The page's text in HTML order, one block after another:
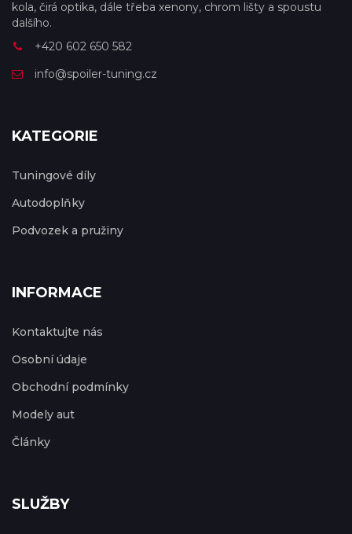
kola, čirá optika, dále třeba xenony, chrom lišty a spoustu
dalšího.
+420 602 650 582
info@spoiler-tuning.cz
KATEGORIE
Tuningové díly
Autodoplňky
Podvozek a pružiny
INFORMACE
Kontaktujte nás
Osobní údaje
Obchodní podmínky
Modely aut
Články
SLUŽBY